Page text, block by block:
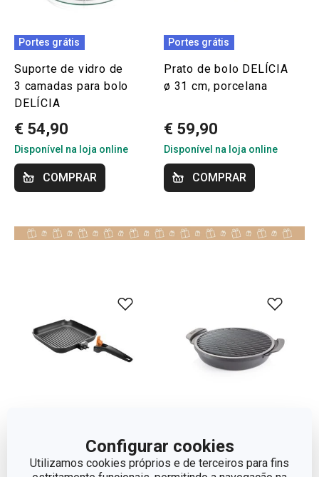
Configurar cookies
Utilizamos cookies próprios e de terceiros para fins
Portes grátis
Suporte de vidro de
3 camadas para bolo
DELÍCIA
€ 54,90
Disponível na loja online
COMPRAR
Portes grátis
Prato de bolo DELÍCIA
ø 31 cm, porcelana
€ 59,90
Disponível na loja online
COMPRAR
Grelhador SmartCLICK
26 x 26 cm
Frigideira sem fumo
PREMIUM